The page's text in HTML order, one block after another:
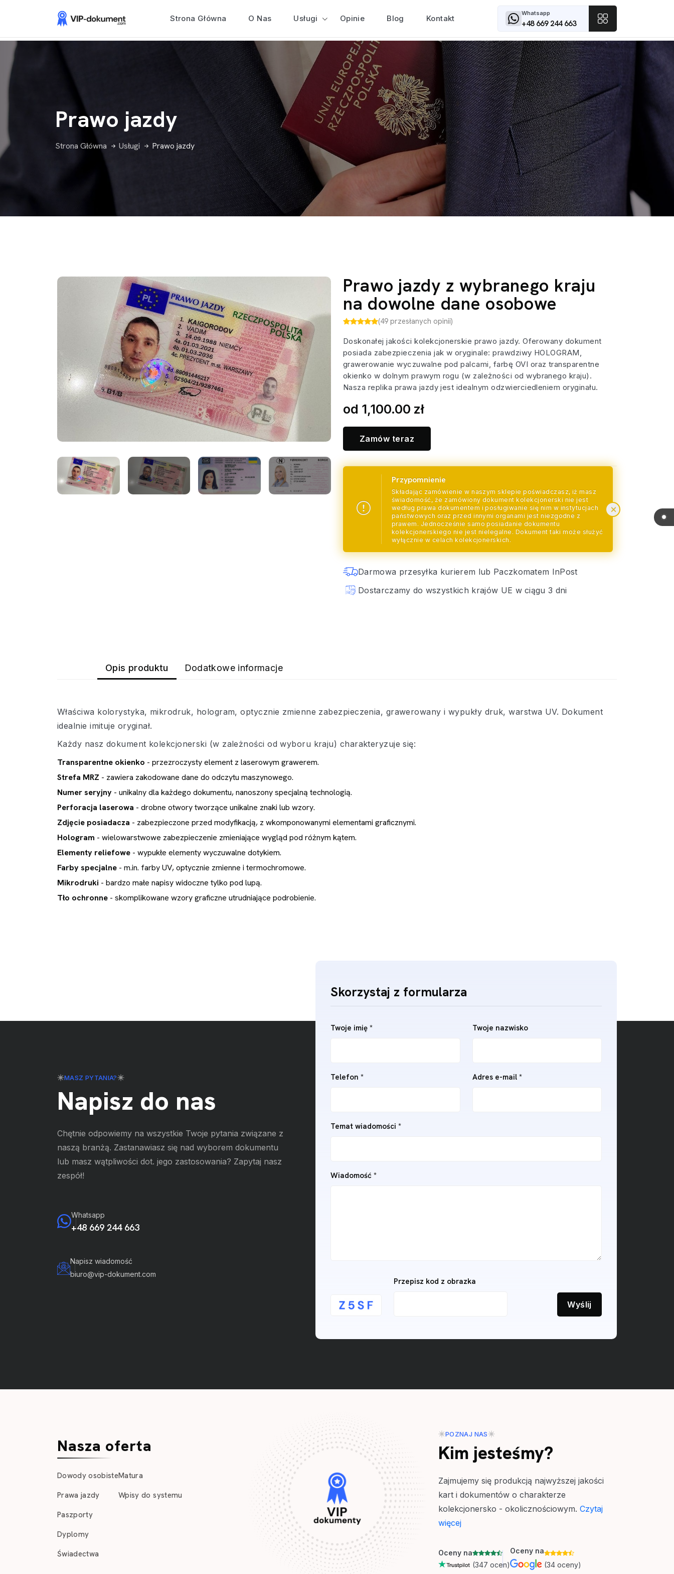
Strona Główna O Nas Usługi Opinie Blog Kontakt
Whatsapp
+48 669 244 663
Prawo jazdy
Strona Główna Usługi Prawo jazdy
Prawo jazdy z wybranego kraju
na dowolne dane osobowe
(49 przesłanych opinii)
Doskonałej jakości kolekcjonerskie prawo jazdy. Oferowany dokument
posiada zabezpieczenia jak w oryginale: prawdziwy HOLOGRAM,
grawerowanie wyczuwalne pod palcami, farbę OVI oraz transparentne
okienko w dolnym prawym rogu (w zależności od wybranego kraju).
Nasza replika prawa jazdy jest idealnym odzwierciedleniem oryginału.
od 1,100.00 zł
Zamów teraz
Przypomnienie
Składając zamówienie w naszym sklepie poświadczasz, iż masz
świadomość, że zamówiony dokument kolekcjonerski nie jest
według prawa dokumentem i posługiwanie się nim w instytucjach
państwowych oraz przed innymi organami jest niezgodne z
prawem. Jednocześnie samo posiadanie dokumentu
kolekcjonerskiego nie jest nielegalne. Dokument taki może służyć
wyłącznie w celach kolekcjonerskich.
Darmowa przesyłka kurierem lub Paczkomatem InPost
Dostarczamy do wszystkich krajów UE w ciągu 3 dni
Opis produktu Dodatkowe informacje
Właściwa kolorystyka, mikrodruk, hologram, optycznie zmienne zabezpieczenia, grawerowany i wypukły druk, warstwa UV. Dokument
idealnie imituje oryginał.
Każdy nasz dokument kolekcjonerski (w zależności od wyboru kraju) charakteryzuje się:
Transparentne okienko - przezroczysty element z laserowym grawerem.
Strefa MRZ - zawiera zakodowane dane do odczytu maszynowego.
Numer seryjny - unikalny dla każdego dokumentu, nanoszony specjalną technologią.
Perforacja laserowa - drobne otwory tworzące unikalne znaki lub wzory.
Zdjęcie posiadacza - zabezpieczone przed modyfikacją, z wkomponowanymi elementami graficznymi.
Hologram - wielowarstwowe zabezpieczenie zmieniające wygląd pod różnym kątem.
Elementy reliefowe - wypukłe elementy wyczuwalne dotykiem.
Farby specjalne - m.in. farby UV, optycznie zmienne i termochromowe.
Mikrodruki - bardzo małe napisy widoczne tylko pod lupą.
Tło ochronne - skomplikowane wzory graficzne utrudniające podrobienie.
MASZ PYTANIA?
Napisz do nas
Chętnie odpowiemy na wszystkie Twoje pytania związane z
naszą branżą. Zastanawiasz się nad wyborem dokumentu
lub masz wątpliwości dot. jego zastosowania? Zapytaj nasz
zespół!
Whatsapp
+48 669 244 663
Napisz wiadomość
biuro@vip-dokument.com
Skorzystaj z formularza
Twoje imię * Twoje nazwisko
Telefon * Adres e-mail *
Temat wiadomości *
Wiadomość *
Przepisz kod z obrazka
Wyślij
Nasza oferta
Dowody osobiste
Prawa jazdy
Paszporty
Dyplomy
Świadectwa
Matura
Wpisy do systemu
POZNAJ NAS
Kim jesteśmy?
Zajmujemy się produkcją najwyższej jakości
kart i dokumentów o charakterze
kolekcjonersko - okolicznościowym. Czytaj
więcej
Oceny na
(347 ocen)
Oceny na
(34 oceny)